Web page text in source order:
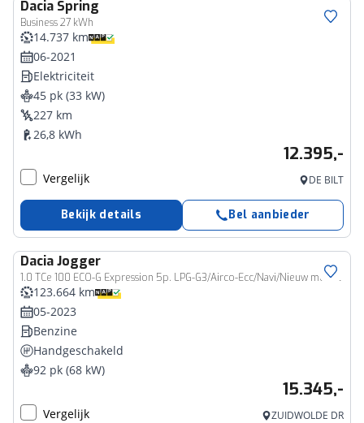
Dacia Spring
Business 27 kWh
14.737 km
06-2021
Elektriciteit
45 pk (33 kW)
227 km
26,8 kWh
12.395,-
Vergelijk DE BILT
Bekijk details Bel aanbieder
DaciaJogger
1.0 TCe 100 ECO-G Expression 5p. LPG-G3/Airco-Ecc/Navi/Nieuw model
123.664 km
05-2023
Benzine
Handgeschakeld
92 pk (68 kW)
15.345,-
Vergelijk ZUIDWOLDE DR